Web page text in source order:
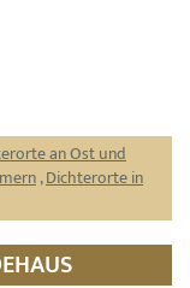
an Ost und
,Dichterorte in